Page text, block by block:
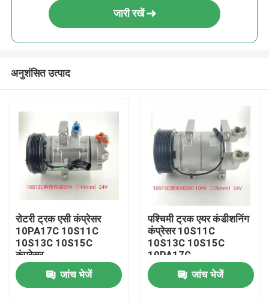
जारी रखें
अनुशंसित उत्पाद
रोटरी ट्रक एसी कंप्रेसर
10PA17C 10S11C
10S13C 10S15C
कंप्रेसर
जांच भेजें
पश्चिमी ट्रक एयर कंडीशनिंग
कंप्रेसर 10S11C
10S13C 10S15C
10PA17C
जांच भेजें